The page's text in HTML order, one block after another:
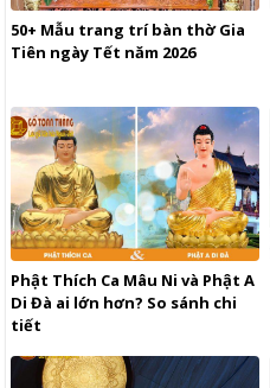
50+ Mẫu trang trí bàn thờ Gia
Tiên ngày Tết năm 2026
Phật Thích Ca Mâu Ni và Phật A
Di Đà ai lớn hơn? So sánh chi
tiết